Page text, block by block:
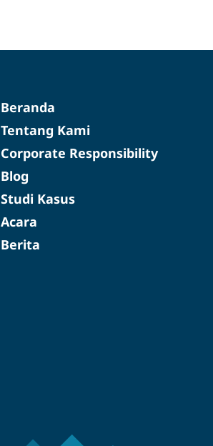
Beranda
Tentang Kami
Corporate Responsibility
Blog
Studi Kasus
Acara
Berita